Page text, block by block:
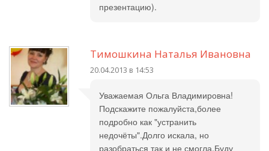
презентацию).
Тимошкина Наталья Ивановна
20.04.2013 в 14:53
Уважаемая Ольга Владимировна!
Подскажите пожалуйста,более
подробно как "устранить
недочёты".Долго искала, но
разобраться так и не смогла.Буду